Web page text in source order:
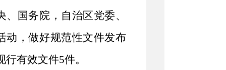
、国务院，自治区党委、
动，做好规范性文件发布
行有效文件5件。